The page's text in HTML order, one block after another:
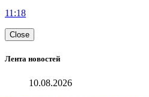
11:18
Close
Лента новостей
10.08.2026